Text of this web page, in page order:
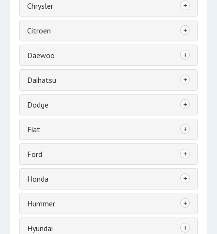
Chrysler +
Citroen +
Daewoo +
Daihatsu +
Dodge +
Fiat +
Ford +
Honda +
Hummer +
Hyundai +